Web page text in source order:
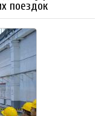
поездок